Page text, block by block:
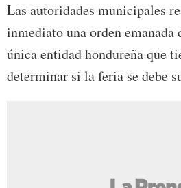
Las autoridades municipales
inmediato una orden emanada
única entidad hondureña que
determinar si la feria se debe